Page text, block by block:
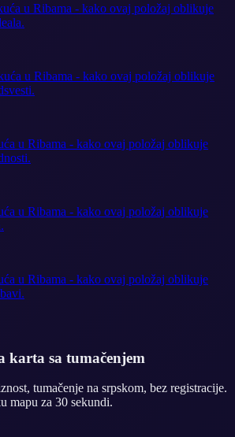
u Ribama - kako ovaj položaj oblikuje
u Ribama - kako ovaj položaj oblikuje
u Ribama - kako ovaj položaj oblikuje
u Ribama - kako ovaj položaj oblikuje
u Ribama - kako ovaj položaj oblikuje
karta sa tumačenjem
tumačenje na srpskom, bez registracije.
mapu za 30 sekundi.